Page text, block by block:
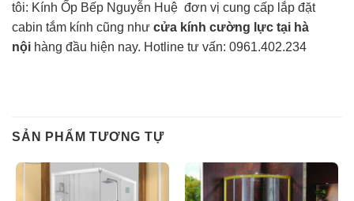
tôi: Kính Ốp Bếp Nguyễn Huệ đơn vị cung cấp lắp đặt
cabin tắm kính cũng như cửa kính cường lực tại hà
nội hàng đầu hiện nay. Hotline tư vấn: 0961.402.234
SẢN PHẨM TƯƠNG TỰ